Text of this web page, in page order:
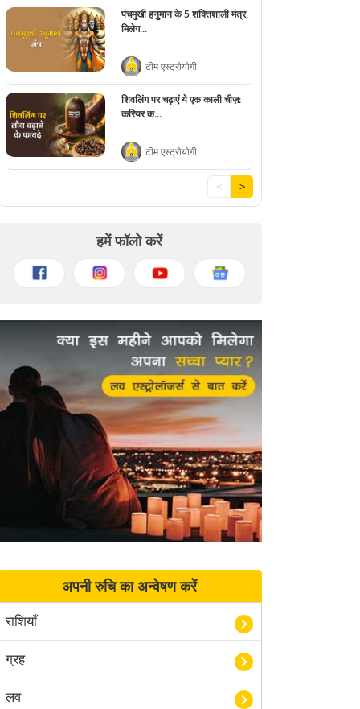
पंचमुखी हनुमान के 5 शक्तिशाली मंत्र,
मिलेग...
टीम एस्ट्रोयोगी
शिवलिंग पर चढ़ाएं ये एक काली चीज़:
करियर क...
टीम एस्ट्रोयोगी
< >
हमें फॉलो करें
अपनी रुचि का अन्वेषण करें
राशियाँ
ग्रह
लव